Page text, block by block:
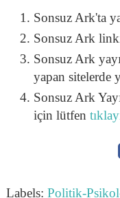
Sonsuz Ark'ta
Sonsuz Ark
Sonsuz Ark
yapan sitelerde
Sonsuz Ark
için lütfen
Labels: Politik-